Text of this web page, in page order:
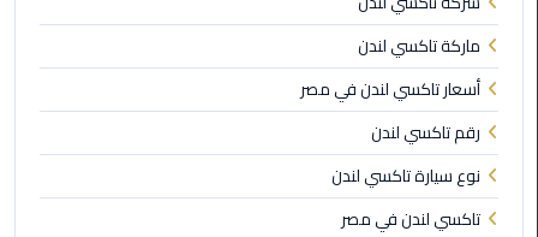
ليموزين
دهب
مكاتب
ليموزين
الاسكندرية
ماركة تاكسي لندن
أسعار تاكسي لندن في مصر
رقم تاكسي لندن
نوع سيارة تاكسي لندن
تاكسي لندن في مصر